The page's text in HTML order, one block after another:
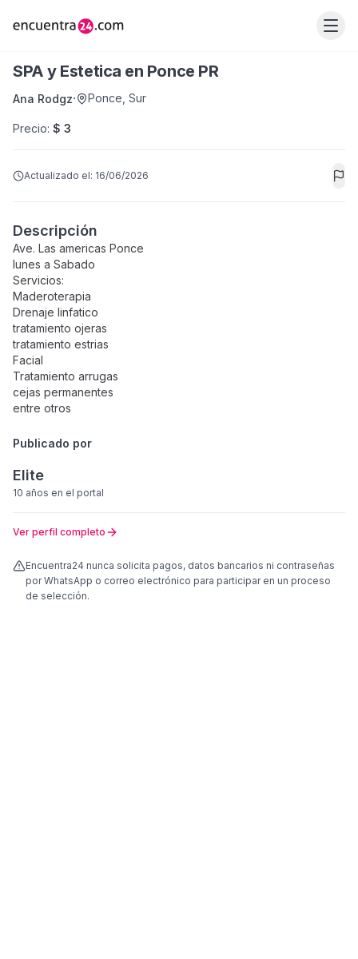
SPA y Estetica en Ponce PR
Ana Rodgz· Ponce Sur
Precio: $ 3
Actualizado el: 16/06/2026
Descripción
Ave. Las americas Ponce
lunes a Sabado
Servicios:
Maderoterapia
Drenaje linfatico
tratamiento ojeras
tratamiento estrias
Facial
Tratamiento arrugas
cejas permanentes
entre otros
Publicado por
Elite
10 años en el portal
Ver perfil completo
Encuentra24 nunca solicita pagos, datos bancarios ni contraseñas
por WhatsApp o correo electrónico para participar en un proceso
de selección.